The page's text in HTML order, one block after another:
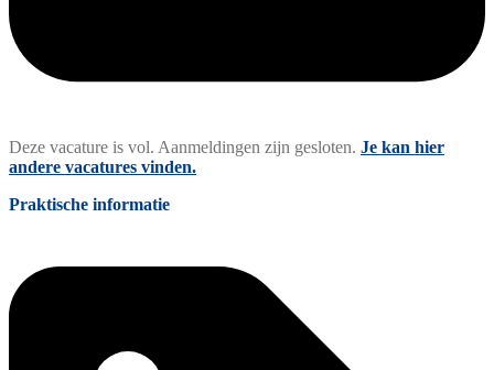
Deze vacature is vol. Aanmeldingen zijn gesloten. Je kan hier
andere vacatures vinden.
Praktische informatie